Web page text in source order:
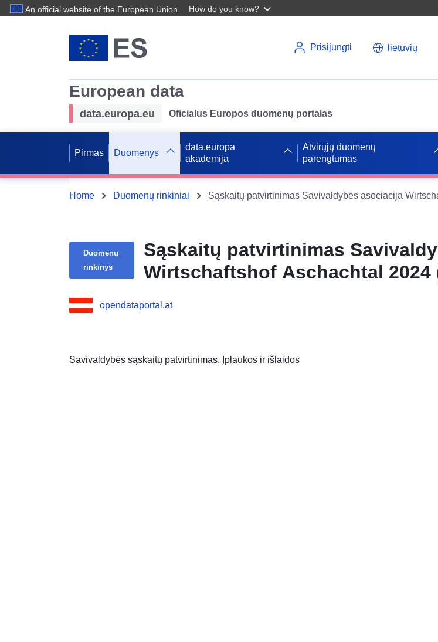
An official website of the European Union How do you know?
Prisijungti lietuvių
European data
data.europa.eu Oficialus Europos duomenų portalas
Pirmas Duomenys
data.europa
akademija
Atvirųjų duomenų
parengtumas
Home Duomenų rinkiniai
Duomenų
rinkinys
Sąskaitų patvirtinimas
Wirtschaftshof Aschachtal 2024
opendataportal.at
Savivaldybės sąskaitų patvirtinimas. Įplaukos ir išlaidos